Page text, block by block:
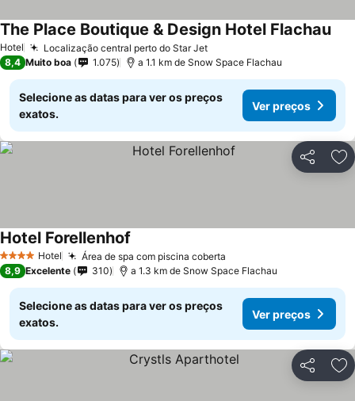
Hotel Localização central perto do Star Jet
The Place Boutique & Design Hotel Flachau
8,4 Muito boa 1.075 a 1.1 km de Snow Space Flachau
Selecione as datas para ver os preços
exatos.
Ver preços
Partilhar
4 EstrelasHotel Área de spa com piscina coberta
Hotel Forellenhof
8,9 Excelente 310 a 1.3 km de Snow Space Flachau
Selecione as datas para ver os preços
exatos.
Ver preços
Partilhar